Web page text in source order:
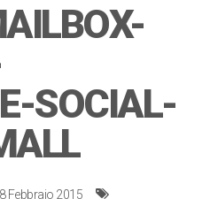
SOCIAL-
Febbraio 2015